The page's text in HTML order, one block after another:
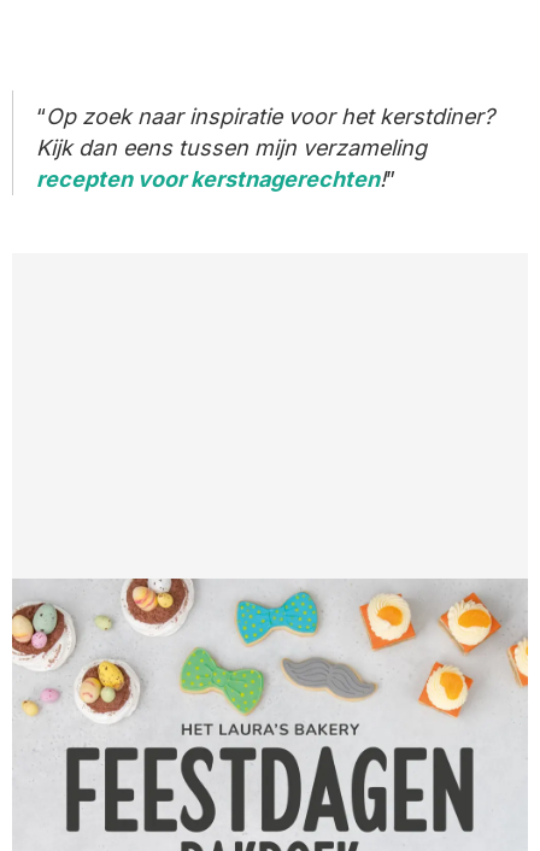
Op zoek naar inspiratie voor het kerstdiner?
Kijk dan eens tussen mijn verzameling
recepten voor kerstnagerechten!